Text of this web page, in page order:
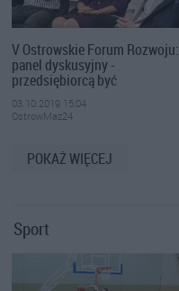
V Ostrowskie Forum Rozwoju:
panel dyskusyjny -
przedsiębiorcą być
03.10.2019 15:04
OstrowMaz24
POKAŻ WIĘCEJ
Sport